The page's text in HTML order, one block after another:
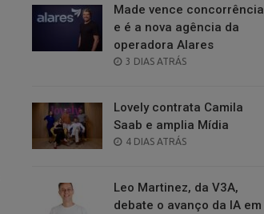
Made vence concorrência
e é a nova agência da
operadora Alares
POSTED
3 DIAS ATRÁS
Lovely contrata Camila
Saab e amplia Mídia
POSTED
4 DIAS ATRÁS
Leo Martinez, da V3A,
debate o avanço da IA em